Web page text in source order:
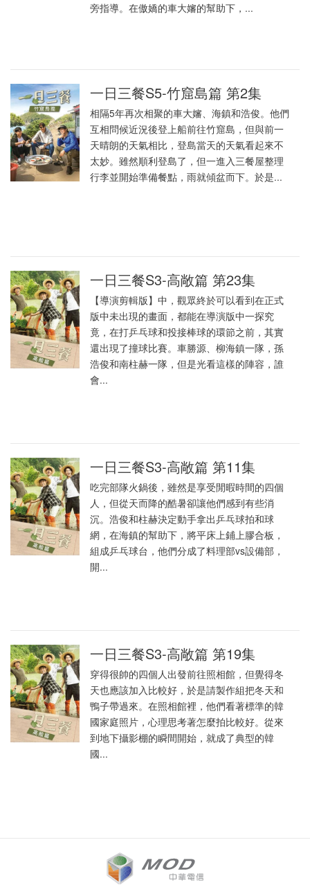
旁指導。在傲嬌的車大嬸的幫助下，...
一日三餐S5-竹窟島篇 第2集
相隔5年再次相聚的車大嬸、海鎮和浩俊。他們
互相問候近況後登上船前往竹窟島，但與前一
天晴朗的天氣相比，登島當天的天氣看起來不
太妙。雖然順利登島了，但一進入三餐屋整理
行李並開始準備餐點，雨就傾盆而下。於是...
一日三餐S3-高敞篇 第23集
【導演剪輯版】中，觀眾終於可以看到在正式
版中未出現的畫面，都能在導演版中一探究
竟，在打乒乓球和投接棒球的環節之前，其實
還出現了撞球比賽。車勝源、柳海鎮一隊，孫
浩俊和南柱赫一隊，但是光看這樣的陣容，誰
會...
一日三餐S3-高敞篇 第11集
吃完部隊火鍋後，雖然是享受閒暇時間的四個
人，但從天而降的酷暑卻讓他們感到有些消
沉。浩俊和柱赫決定動手拿出乒乓球拍和球
網，在海鎮的幫助下，將平床上鋪上膠合板，
組成乒乓球台，他們分成了料理部vs設備部，
開...
一日三餐S3-高敞篇 第19集
穿得很帥的四個人出發前往照相館，但覺得冬
天也應該加入比較好，於是請製作組把冬天和
鴨子帶過來。在照相館裡，他們看著標準的韓
國家庭照片，心理思考著怎麼拍比較好。從來
到地下攝影棚的瞬間開始，就成了典型的韓
國...